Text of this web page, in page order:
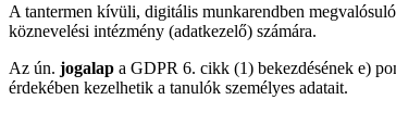
A tantermen kívüli, digitális munkarendben
köznevelési intézmény (adatkezelő) számára.
Az ún. jogalap a GDPR 6. cikk (1) bekezdésének e)
érdekében kezelhetik a tanulók személyes adatait.